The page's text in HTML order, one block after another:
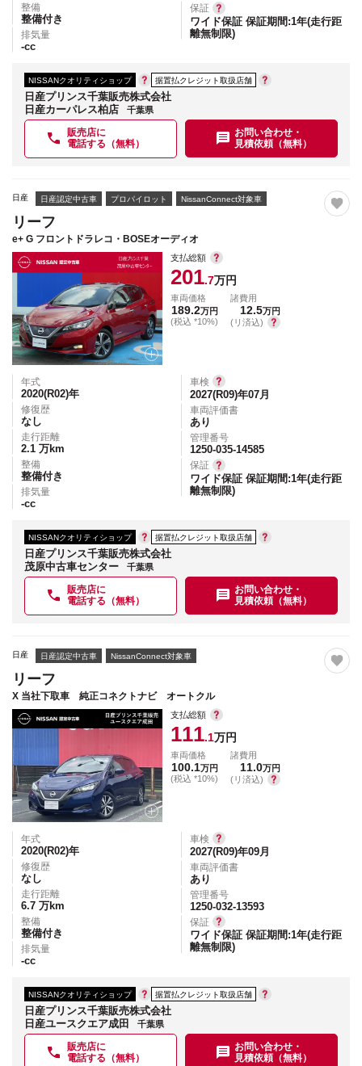
整備
整備付き
排気量
-cc
保証
ワイド保証 保証期間:1年(走行距
離無制限)
NISSANクオリティショップ 据置払クレジット取扱店舗
日産プリンス千葉販売株式会社
日産カーパレス柏店
千葉県
販売店に
電話する（無料）
お問い合わせ・
見積依頼（無料）
日産 日産認定中古車 プロパイロット NissanConnect対象車
リーフ
e+ G フロントドラレコ・BOSEオーディオ
支払総額
201.7万円
車両価格
189.2万円
(税込 *10%)
諸費用
12.5万円
(リ済込)
年式
2020(R02)年
修復歴
なし
走行距離
2.1 万km
整備
整備付き
排気量
-cc
車検
2027(R09)年07月
車両評価書
あり
管理番号
1250-035-14585
保証
ワイド保証 保証期間:1年(走行距
離無制限)
NISSANクオリティショップ 据置払クレジット取扱店舗
日産プリンス千葉販売株式会社
茂原中古車センター
千葉県
販売店に
電話する（無料）
お問い合わせ・
見積依頼（無料）
日産 日産認定中古車 NissanConnect対象車
リーフ
X 当社下取車 純正コネクトナビ オートクル
支払総額
111.1万円
車両価格
100.1万円
(税込 *10%)
諸費用
11.0万円
(リ済込)
年式
2020(R02)年
修復歴
なし
走行距離
6.7 万km
整備
整備付き
排気量
-cc
車検
2027(R09)年09月
車両評価書
あり
管理番号
1250-032-13593
保証
ワイド保証 保証期間:1年(走行距
離無制限)
NISSANクオリティショップ 据置払クレジット取扱店舗
日産プリンス千葉販売株式会社
日産ユースクエア成田
千葉県
販売店に
電話する（無料）
お問い合わせ・
見積依頼（無料）